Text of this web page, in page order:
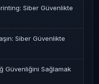
Siber Güvenlikte
Siber Güvenlikte
Güvenliğini Sağlamak